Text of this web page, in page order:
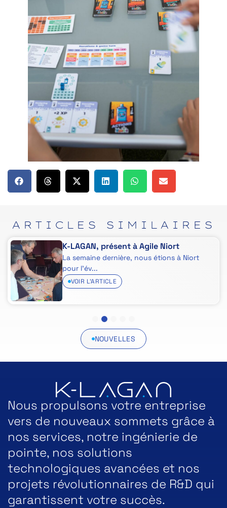
ARTICLES SIMILAIRES
K-LAGAN, présent à Agile Niort
La semaine dernière, nous étions à Niort
pour l’év...
VOIR L'ARTICLE
5
NOUVELLES
Nous propulsons votre entreprise
vers de nouveaux sommets grâce à
nos services, notre ingénierie de
pointe, nos solutions
technologiques avancées et nos
projets révolutionnaires de R&D qui
garantissent votre succès.